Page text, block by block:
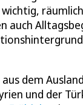
auch
dem
und der